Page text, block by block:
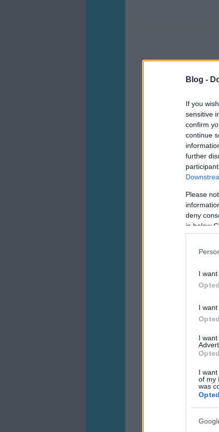
Blog -
If you
sensitive
confirm
continue
further
Please
deny
in below
I
I
I
I
of my
was